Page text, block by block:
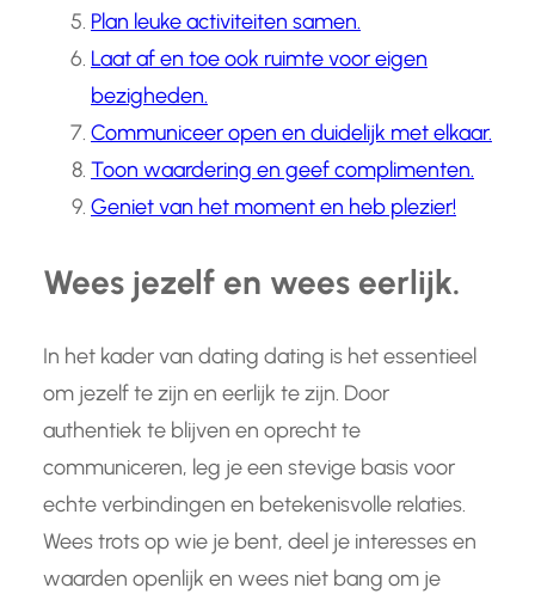
Plan leuke activiteiten samen.
Laat af en toe ook ruimte voor eigen
bezigheden.
Communiceer open en duidelijk met elkaar.
Toon waardering en geef complimenten.
Geniet van het moment en heb plezier!
Wees jezelf en wees eerlijk.
In het kader van dating dating is het essentieel
om jezelf te zijn en eerlijk te zijn. Door
authentiek te blijven en oprecht te
communiceren, leg je een stevige basis voor
echte verbindingen en betekenisvolle relaties.
Wees trots op wie je bent, deel je interesses en
waarden openlijk en wees niet bang om je